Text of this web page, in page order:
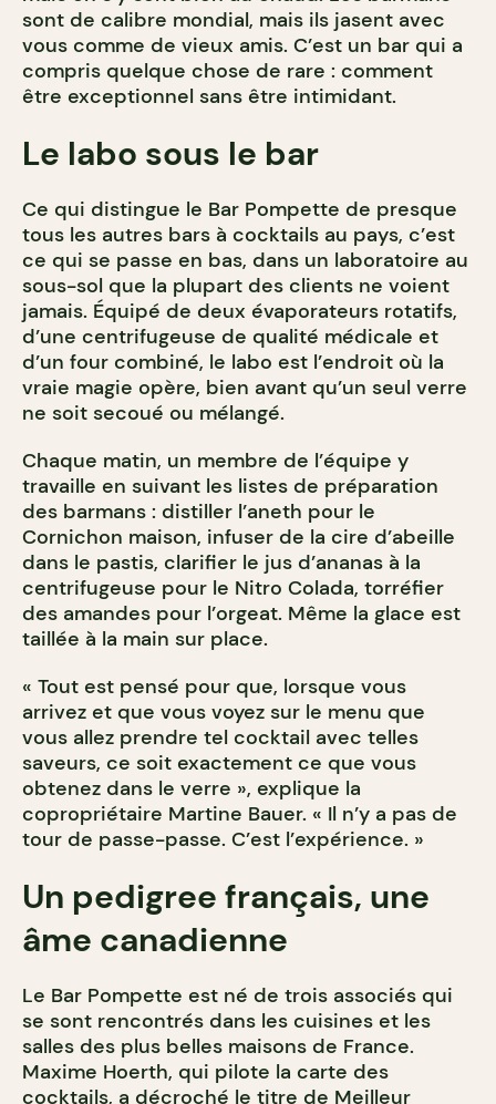
sont de calibre mondial, mais ils jasent avec
vous comme de vieux amis. C’est un bar qui a
compris quelque chose de rare : comment
être exceptionnel sans être intimidant.
Le labo sous le bar
Ce qui distingue le Bar Pompette de presque
tous les autres bars à cocktails au pays, c’est
ce qui se passe en bas, dans un laboratoire au
sous-sol que la plupart des clients ne voient
jamais. Équipé de deux évaporateurs rotatifs,
d’une centrifugeuse de qualité médicale et
d’un four combiné, le labo est l’endroit où la
vraie magie opère, bien avant qu’un seul verre
ne soit secoué ou mélangé.
Chaque matin, un membre de l’équipe y
travaille en suivant les listes de préparation
des barmans : distiller l’aneth pour le
Cornichon maison, infuser de la cire d’abeille
dans le pastis, clarifier le jus d’ananas à la
centrifugeuse pour le Nitro Colada, torréfier
des amandes pour l’orgeat. Même la glace est
taillée à la main sur place.
« Tout est pensé pour que, lorsque vous
arrivez et que vous voyez sur le menu que
vous allez prendre tel cocktail avec telles
saveurs, ce soit exactement ce que vous
obtenez dans le verre », explique la
copropriétaire Martine Bauer. « Il n’y a pas de
tour de passe-passe. C’est l’expérience. »
Un pedigree français, une
âme canadienne
Le Bar Pompette est né de trois associés qui
se sont rencontrés dans les cuisines et les
salles des plus belles maisons de France.
Maxime Hoerth, qui pilote la carte des
cocktails, a décroché le titre de Meilleur